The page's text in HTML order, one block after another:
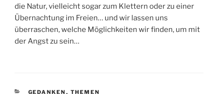
die Natur, vielleicht sogar zum Klettern oder zu einer
Übernachtung im Freien… und wir lassen uns
überraschen, welche Möglichkeiten wir finden, um mit
der Angst zu sein…
KATEGORIEN
GEDANKEN , THEMEN